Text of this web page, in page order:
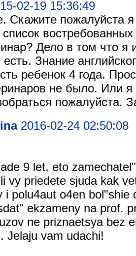
02-19 15:36:49
Скажите пожалуйста
список
Дело в том что я
Знание
ребенок 4 года.
не было. Или я
пожалуйста.
2016-02-24 02:50:08
9 let, eto
vy priedete sjuda kak
i polu4aut o4en bol"shie
ekzameny na prof.
ne priznaetsya bez
Jelaju vam udachi!